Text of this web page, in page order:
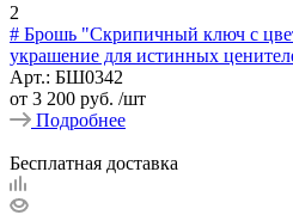
2
# Брошь "Скрипичный ключ с
украшение для истинных
Арт.: БШ0342
от 3 200 руб. /шт
Подробнее
Бесплатная доставка